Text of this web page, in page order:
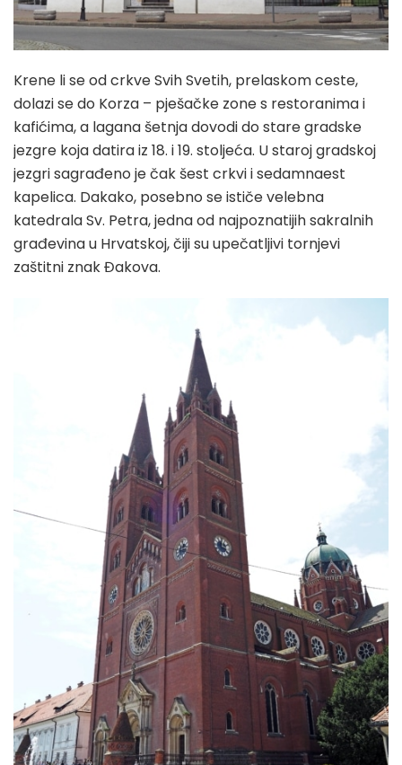
Krene li se od crkve Svih Svetih, prelaskom ceste,
dolazi se do Korza – pješačke zone s restoranima i
kafićima, a lagana šetnja dovodi do stare gradske
jezgre koja datira iz 18. i 19. stoljeća. U staroj gradskoj
jezgri sagrađeno je čak šest crkvi i sedamnaest
kapelica. Dakako, posebno se ističe velebna
katedrala Sv. Petra, jedna od najpoznatijih sakralnih
građevina u Hrvatskoj, čiji su upečatljivi tornjevi
zaštitni znak Đakova.